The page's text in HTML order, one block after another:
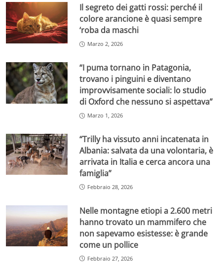
Il segreto dei gatti rossi: perché il
colore arancione è quasi sempre
‘roba da maschi
Marzo 2, 2026
“I puma tornano in Patagonia,
trovano i pinguini e diventano
improvvisamente sociali: lo studio
di Oxford che nessuno si aspettava”
Marzo 1, 2026
“Trilly ha vissuto anni incatenata in
Albania: salvata da una volontaria, è
arrivata in Italia e cerca ancora una
famiglia”
Febbraio 28, 2026
Nelle montagne etiopi a 2.600 metri
hanno trovato un mammifero che
non sapevamo esistesse: è grande
come un pollice
Febbraio 27, 2026